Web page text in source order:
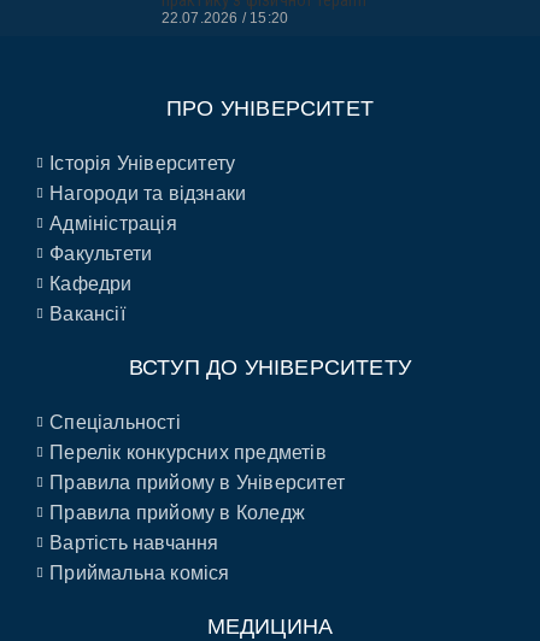
22.07.2026 15:20
ПРО УНІВЕРСИТЕТ
Історія Університету
Нагороди та відзнаки
Адміністрація
Факультети
Кафедри
Вакансії
ВСТУП ДО УНІВЕРСИТЕТУ
Спеціальності
Перелік конкурсних предметів
Правила прийому в Університет
Правила прийому в Коледж
Вартість навчання
Приймальна коміся
МЕДИЦИНА